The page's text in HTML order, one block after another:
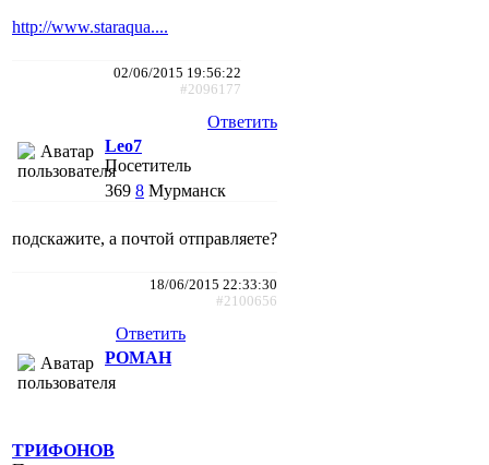
http://www.staraqua....
02/06/2015 19:56:22
#2096177
Ответить
Leo7
Посетитель
369 8 Мурманск
подскажите, а почтой отправляете?
18/06/2015 22:33:30
#2100656
Ответить
РОМАН
ТРИФОНОВ